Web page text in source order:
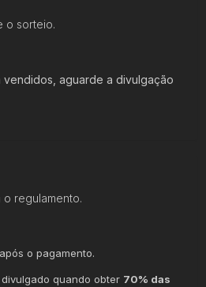
o sorteio.
aguarde a divulgação
o regulamento.
o pagamento.
quando obter 70% das